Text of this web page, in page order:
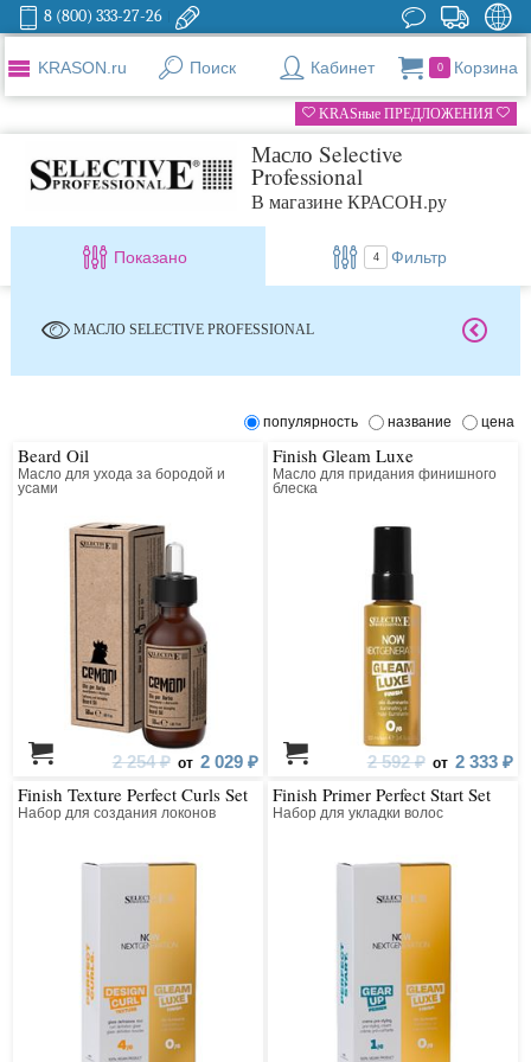
8 (800) 333-27-26
KRASON.ru Поиск Кабинет 0 Корзина
KRASные ПРЕДЛОЖЕНИЯ
Масло Selective
Professional
В магазине КРАСОН.ру
Показано 4 Фильтр
МАСЛО SELECTIVE PROFESSIONAL
популярность название цена
Beard Oil
Масло для ухода за бородой и
усами
2 254 ₽ от 2 029 ₽
Finish Gleam Luxe
Масло для придания финишного
блеска
2 592 ₽ от 2 333 ₽
Finish Texture Perfect Curls Set
Набор для создания локонов
Finish Primer Perfect Start Set
Набор для укладки волос